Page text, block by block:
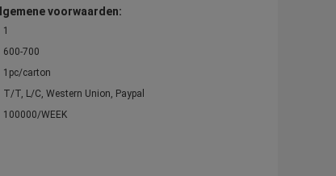
voorwaarden:
1
600-700
1pc/carton
T/T, L/C, Western Union, Paypal
100000/WEEK